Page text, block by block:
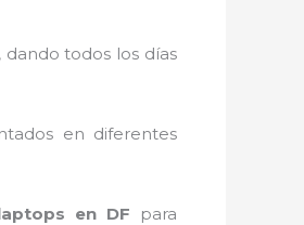
todos los días
en diferentes
en DF para